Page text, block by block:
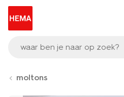
waar ben je naar op zoek?
moltons